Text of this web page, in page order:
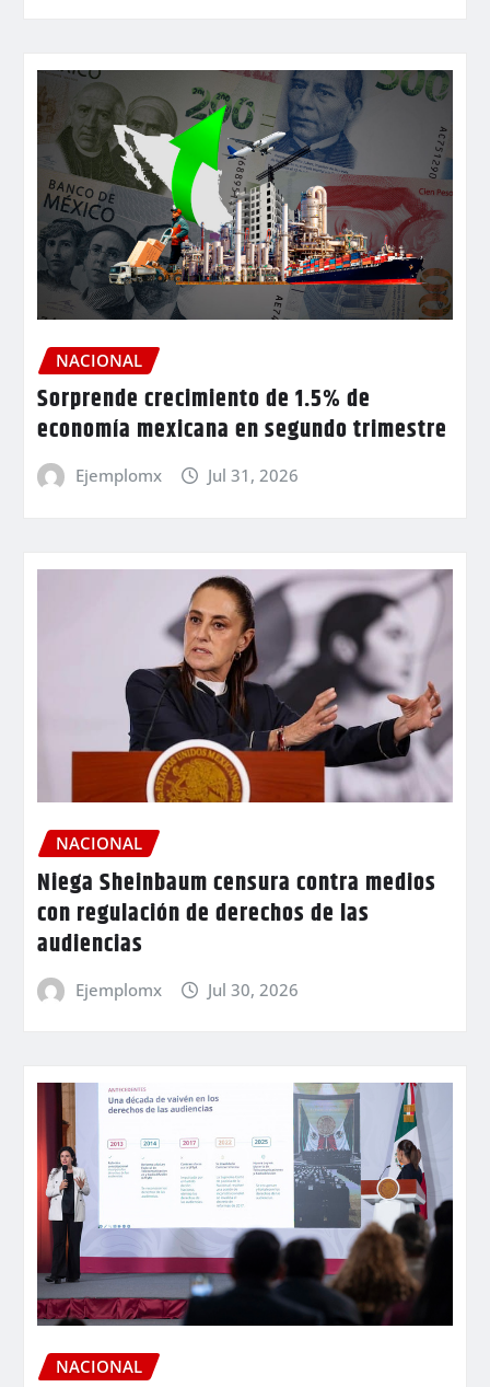
NACIONAL
Sorprende crecimiento de 1.5% de
economía mexicana en segundo trimestre
Ejemplomx Jul 31, 2026
NACIONAL
Niega Sheinbaum censura contra medios
con regulación de derechos de las
audiencias
Ejemplomx Jul 30, 2026
NACIONAL